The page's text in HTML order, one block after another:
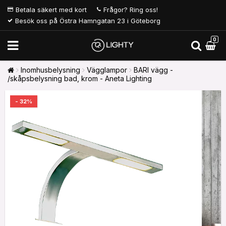
Betala säkert med kort
Frågor? Ring oss!
Besök oss på Östra Hamngatan 23 i Göteborg
0
Inomhusbelysning Vägglampor
BARI vägg -
/skåpsbelysning bad, krom - Aneta Lighting
- 32%